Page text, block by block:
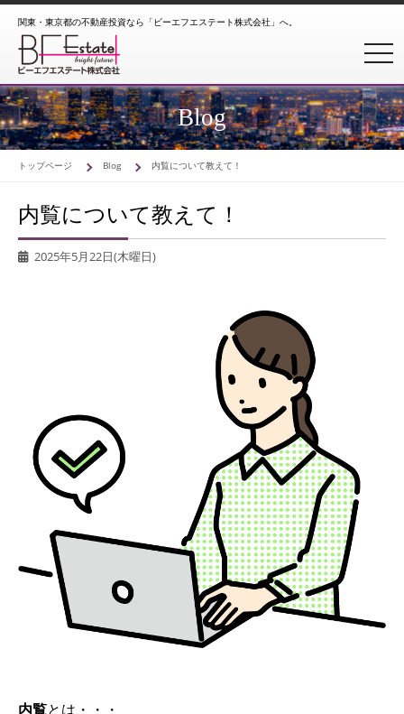
関東・東京都の不動産投資なら「ビーエフエステート株式会社」へ。
Blog
トップページ Blog 内覧について教えて！
内覧について教えて！
2025年5月22日(木曜日)
内覧とは・・・